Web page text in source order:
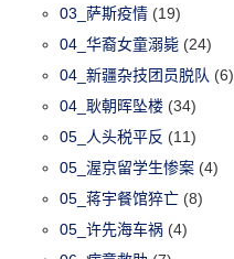
03_萨斯疫情 (19)
04_华裔女童溺毙 (24)
04_新疆杂技团员脱队 (6)
04_耿朝晖坠楼 (34)
05_人头税平反 (11)
05_渥京留学生惨案 (4)
05_蒋宇餐馆猝亡 (8)
05_许先海车祸 (4)